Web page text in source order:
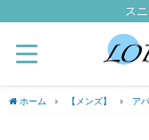
ス
ホーム 【メンズ】 ア